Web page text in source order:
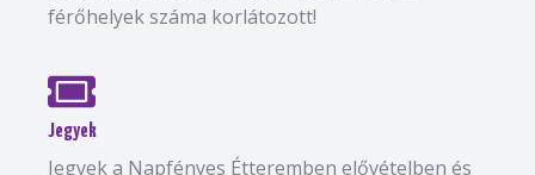
férőhelyek száma korlátozott!
Jegyek
Jegyek a Napfényes Étteremben elővételben és